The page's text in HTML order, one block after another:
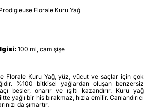
Florale Kuru Yağ
100 ml, cam şişe
Florale Kuru Yağ, yüz, vücut ve saçlar için çok
%100 bitkisel yağlardan oluşan benzersiz
besler, onarır ve ışıltı kazandırır. Kuru yağ
yağlı bir his bırakmaz, hızla emilir. Canlandırıcı
da şımartır.